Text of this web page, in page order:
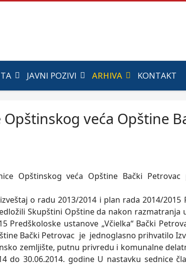
JAVNI POZIVI ARHIVA KONTAKT
veća Opštine
Opštinskog veća Opštine Bački
o radu 2013/2014 i plan rada 2014/2015
Skupštini Opštine da nakon razmatranja
Predškoloske ustanove „Včielka“ Bački
Bački Petrovac je jednoglasno prihvatilo
zemljište, putnu privredu i komunalne
do 30.06.2014. godine U nastavku sednice